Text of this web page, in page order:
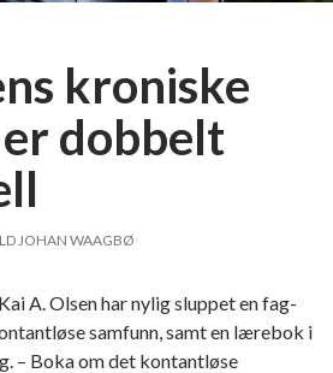
kroniske
dobbelt
JOHAN WAAGBØ
A. Olsen har nylig sluppet en fag-
samfunn, samt en lærebok i
– Boka om det kontantløse